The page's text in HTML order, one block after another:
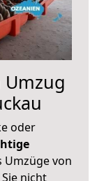
Umzug
oder
Umzüge von
nicht